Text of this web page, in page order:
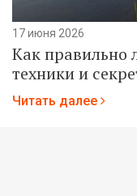
17 июня 2026
Как правильно
техники и
Читать далее